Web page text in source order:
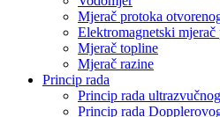
Mjerač protoka
Elektromagnetski mjerač
Mjerač topline
Mjerač razine
Princip rada
Princip rada
Princip rada